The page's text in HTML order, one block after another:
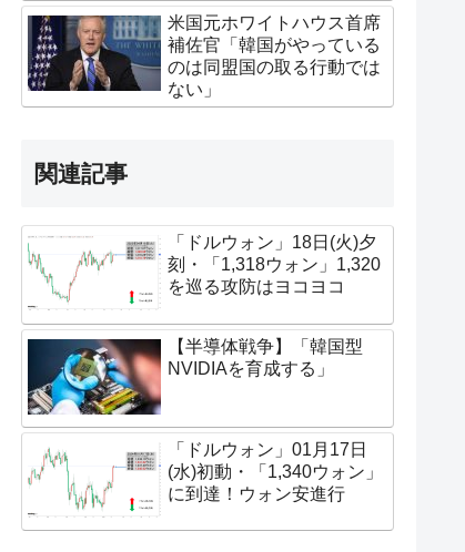
米国元ホワイトハウス首席
補佐官「韓国がやっている
のは同盟国の取る行動では
ない」
関連記事
「ドルウォン」18日(火)夕
刻・「1,318ウォン」1,320
を巡る攻防はヨコヨコ
【半導体戦争】「韓国型
NVIDIAを育成する」
「ドルウォン」01月17日
(水)初動・「1,340ウォン」
に到達！ウォン安進行